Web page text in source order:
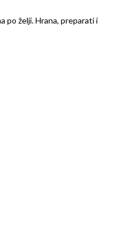
po želji. Hrana, preparati i